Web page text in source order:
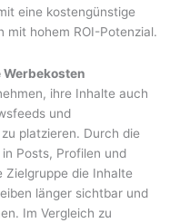
eine kostengünstige
mit hohem ROI-Potenzial.
ihre Inhalte auch
und
platzieren. Durch die
Posts, Profilen und
Zielgruppe die Inhalte
länger sichtbar und
Im Vergleich zu